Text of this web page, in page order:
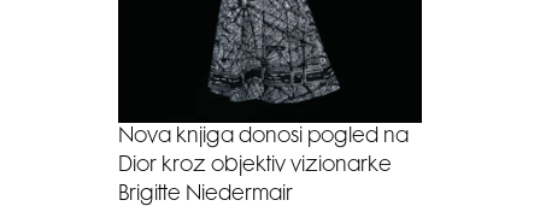
Nova knjiga donosi pogled na
Dior kroz objektiv vizionarke
Brigitte Niedermair